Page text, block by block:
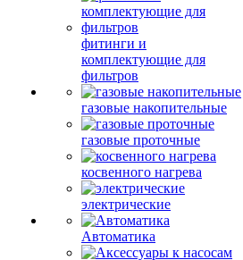
фитинги и
комплектующие для
фильтров
газовые накопительные
газовые проточные
косвенного нагрева
электрические
Автоматика